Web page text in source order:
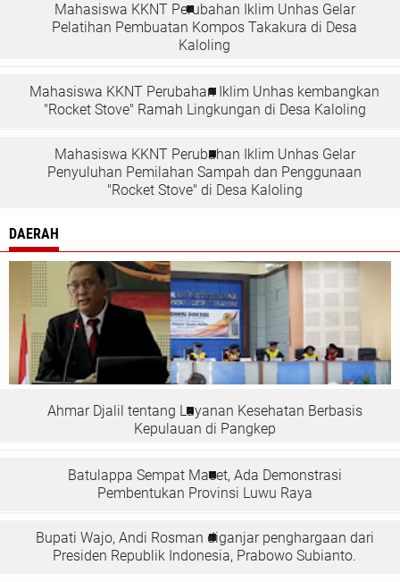
Mahasiswa KKNT Perubahan Iklim Unhas Gelar
Pelatihan Pembuatan Kompos Takakura di Desa
Kaloling
Mahasiswa KKNT Perubahan Iklim Unhas kembangkan
"Rocket Stove" Ramah Lingkungan di Desa Kaloling
Mahasiswa KKNT Perubahan Iklim Unhas Gelar
Penyuluhan Pemilahan Sampah dan Penggunaan
"Rocket Stove" di Desa Kaloling
DAERAH
Ahmar Djalil tentang Layanan Kesehatan Berbasis
Kepulauan di Pangkep
Batulappa Sempat Macet, Ada Demonstrasi
Pembentukan Provinsi Luwu Raya
Bupati Wajo, Andi Rosman diganjar penghargaan dari
Presiden Republik Indonesia, Prabowo Subianto.